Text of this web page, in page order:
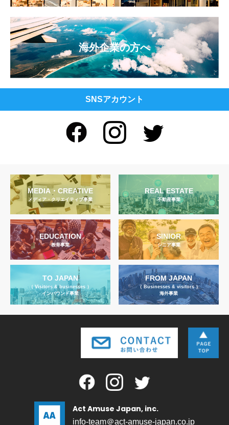
海外企業の方へ
SNSアカウント
MEDIA・CREATIVE
メディア・クリエイティブ事業
REAL ESTATE
不動産事業
EDUCATION
教育事業
SINIOR
シニア事業
TO JAPAN
（ Visitors & businesses ）
インバウンド事業
FROM JAPAN
（ Businesses & visitors ）
海外事業
Act Amuse Japan, inc.
info-team＠act-amuse-japan.co.jp